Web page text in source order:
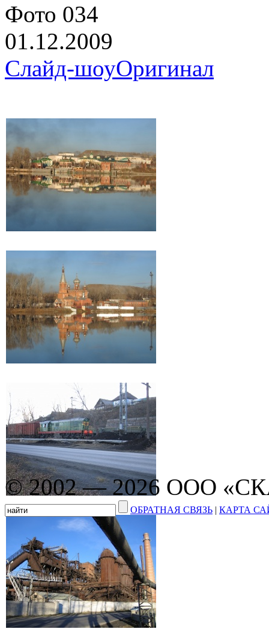
Фото 034
01.12.2009
Слайд-шоуОригинал
© 2002 — 2026 ООО
ОБРАТНАЯ СВЯЗЬ | КАРТА